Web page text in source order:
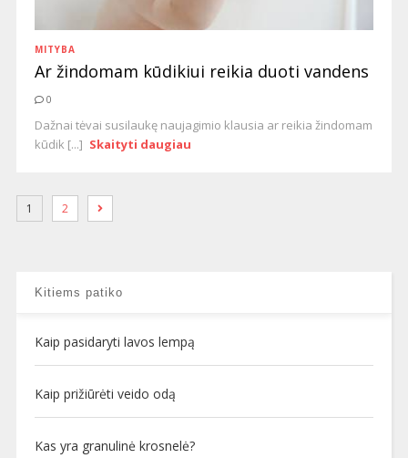
MITYBA
Ar žindomam kūdikiui reikia duoti vandens
0
Dažnai tėvai susilaukę naujagimio klausia ar reikia žindomam
kūdik [...] Skaityti daugiau
1 2
Kitiems patiko
Kaip pasidaryti lavos lempą
Kaip prižiūrėti veido odą
Kas yra granulinė krosnelė?